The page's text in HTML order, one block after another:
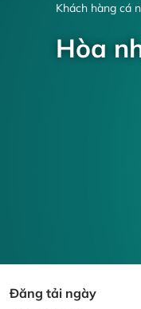
Khách hàng cá
Hòa
Đăng tải ngày